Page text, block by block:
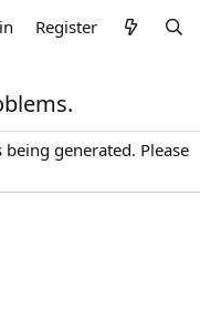
Register
generated. Please